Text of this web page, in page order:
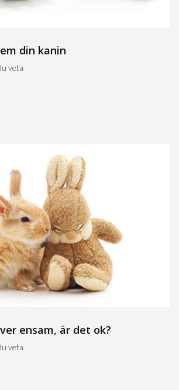
din kanin
veta
ensam, är det ok?
veta